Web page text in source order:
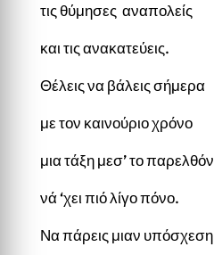
τις θύμησες αναπολείς
και τις ανακατεύεις.
Θέλεις να βάλεις σήμερα
με τον καινούριο χρόνο
μια τάξη μεσ’ το παρελθόν
νά ‘χει πιό λίγο πόνο.
Να πάρεις μιαν υπόσχεση